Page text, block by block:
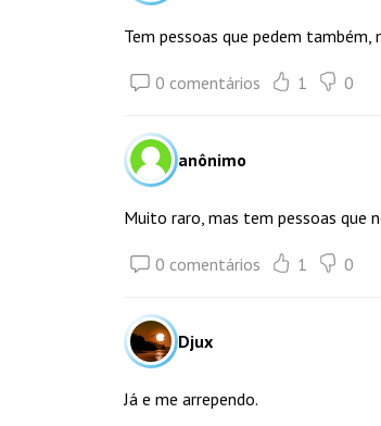
Tem pessoas que pedem
0 comentários 1 0
anônimo
Muito raro, mas tem pessoas que
0 comentários 1 0
Djux
Já e me arrependo.